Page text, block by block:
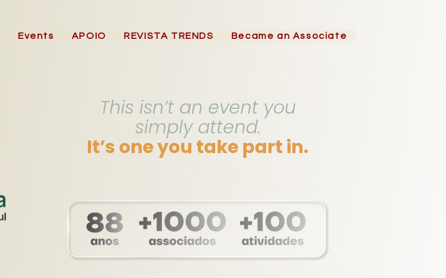
Events APOIO REVISTA TRENDS Became an Associate
This isn’t an event you
simply attend.
It’s one you take part in.